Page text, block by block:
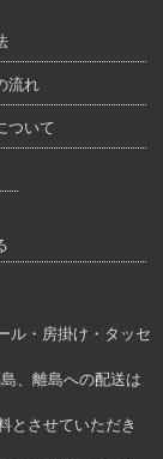
流れ
ついて
ル・房掛け・タッセ
、離島への配送は
とさせていただき